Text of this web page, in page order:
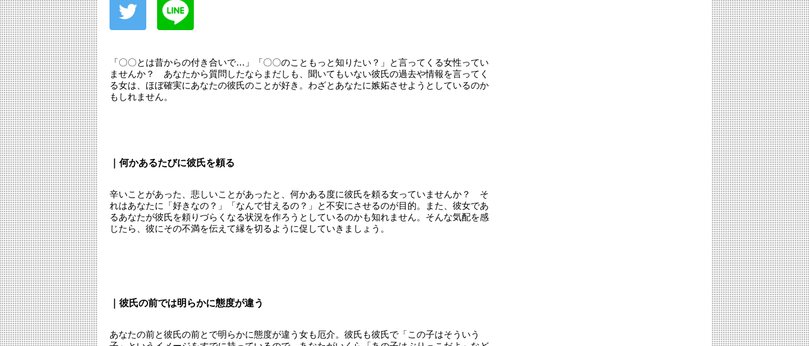
「〇〇とは昔からの付き合いで…」「〇〇のこともっと知りたい？」と言ってくる女性ってい
ませんか？ あなたから質問したならまだしも、聞いてもいない彼氏の過去や情報を言ってく
る女は、ほぼ確実にあなたの彼氏のことが好き。わざとあなたに嫉妬させようとしているのか
もしれません。
｜何かあるたびに彼氏を頼る
辛いことがあった、悲しいことがあったと、何かある度に彼氏を頼る女っていませんか？ そ
れはあなたに「好きなの？」「なんで甘えるの？」と不安にさせるのが目的。また、彼女であ
るあなたが彼氏を頼りづらくなる状況を作ろうとしているのかも知れません。そんな気配を感
じたら、彼にその不満を伝えて縁を切るように促していきましょう。
｜彼氏の前では明らかに態度が違う
あなたの前と彼氏の前とで明らかに態度が違う女も厄介。彼氏も彼氏で「この子はそういう